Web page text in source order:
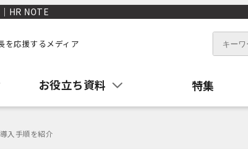
HR NOTE
を応援するメディア
お役立ち資料 特集
入手順を紹介